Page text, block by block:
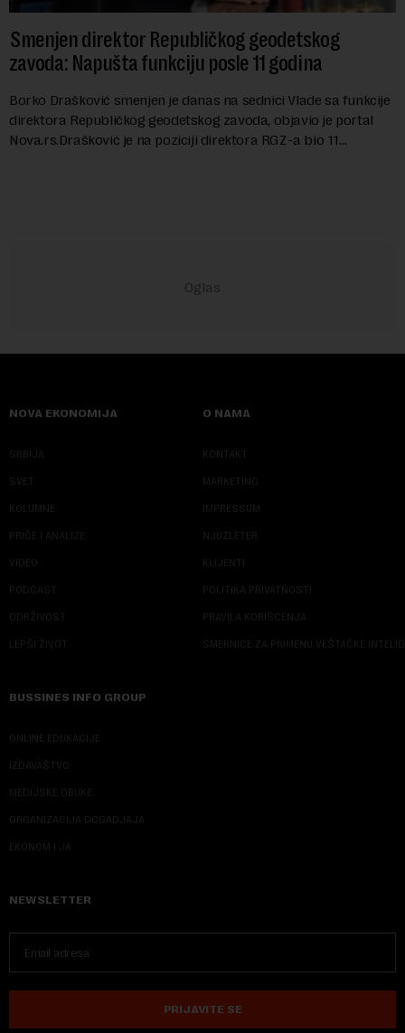
Smenjen direktor Republičkog geodetskog
zavoda: Napušta funkciju posle 11 godina
Borko Drašković smenjen je danas na sednici Vlade sa funkcije
direktora Republičkog geodetskog zavoda, objavio je portal
Nova.rs.Drašković je na poziciji direktora RGZ-a bio 11
NOVA EKONOMIJA
SRBIJA
SVET
KOLUMNE
PRIČE I ANALIZE
VIDEO
PODCAST
ODRŽIVOST
LEPŠI ŽIVOT
O NAMA
KONTAKT
MARKETING
IMPRESSUM
NJUZLETER
KLIJENTI
POLITIKA PRIVATNOSTI
PRAVILA KORIŠĆENJA
SMERNICE ZA PRIMENU VEŠTAČKE
BUSSINES INFO GROUP
ONLINE EDUKACIJE
IZDAVAŠTVO
MEDIJSKE OBUKE
ORGANIZACIJA DOGADJAJA
EKONOM I JA
NEWSLETTER
PRIJAVITE SE